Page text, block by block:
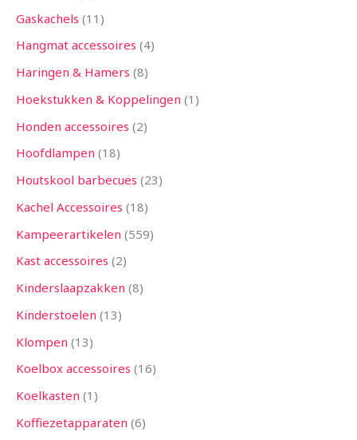
Gaskachels 11
Hangmat accessoires 4
Haringen & Hamers 8
Hoekstukken & Koppelingen 1
Honden accessoires 2
Hoofdlampen 18
Houtskool barbecues 23
Kachel Accessoires 18
Kampeerartikelen 559
Kast accessoires 2
Kinderslaapzakken 8
Kinderstoelen 13
Klompen 13
Koelbox accessoires 16
Koelkasten 1
Koffiezetapparaten 6